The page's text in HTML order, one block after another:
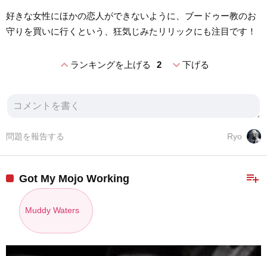
好きな女性にほかの恋人ができないように、ブードゥー教のお
守りを買いに行くという、狂気じみたリリックにも注目です！
expand_lessランキングを上げる 2 expand_more下げる
Ryo
問題を報告する
playlist_add
Got My Mojo Working
Muddy Waters